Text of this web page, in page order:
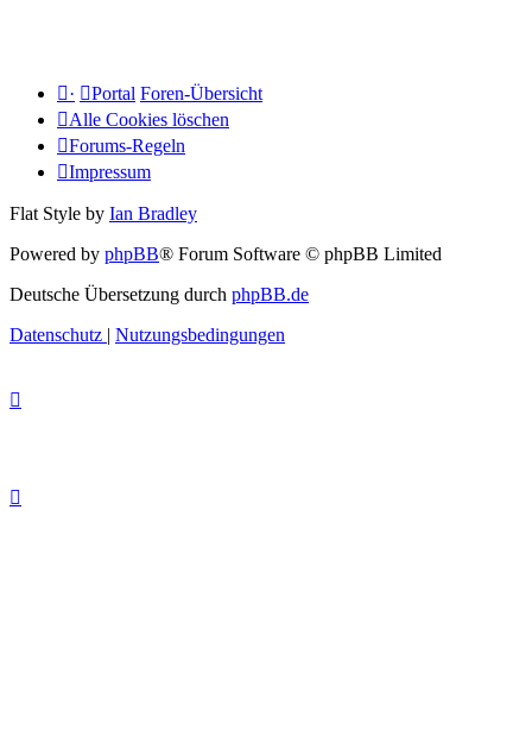
· Portal Foren-Übersicht
Alle Cookies löschen
Forums-Regeln
Impressum
Flat Style by Ian Bradley
Powered by phpBB® Forum Software © phpBB Limited
Deutsche Übersetzung durch phpBB.de
Datenschutz | Nutzungsbedingungen